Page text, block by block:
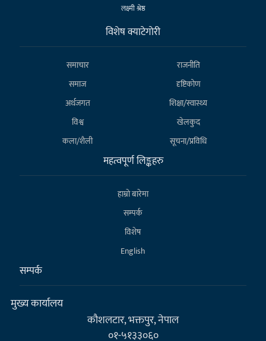
लक्ष्मी श्रेष्ठ
विशेष क्याटेगाेरी
समाचार
राजनीति
समाज
दृष्टिकोण
अर्थजगत
शिक्षा/स्वास्थ्य
विश्व
खेलकुद
कला/शैली
सूचना/प्रविधि
महत्वपूर्ण लिङ्कहरु
हाम्राे बारेमा
सम्पर्क
विशेष
English
सम्पर्क
मुख्य कार्यालय
कौशलटार, भक्तपुर, नेपाल
०१-५१३३०६०